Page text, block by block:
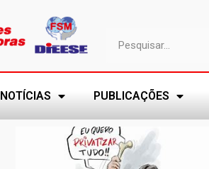
NOTÍCIAS PUBLICAÇÕES